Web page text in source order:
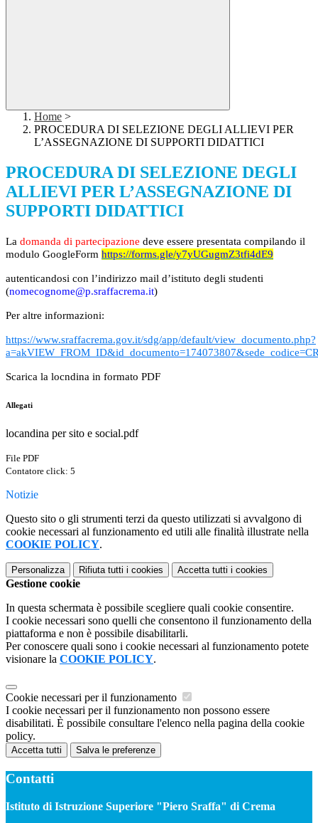
Home >
PROCEDURA DI SELEZIONE DEGLI ALLIEVI PER
L’ASSEGNAZIONE DI SUPPORTI DIDATTICI
PROCEDURA DI SELEZIONE DEGLI
ALLIEVI PER L’ASSEGNAZIONE DI
SUPPORTI DIDATTICI
La domanda di partecipazione deve essere presentata compilando il
modulo GoogleForm https://forms.gle/y7yUGugmZ3tfi4dE9
autenticandosi con l’indirizzo mail d’istituto degli studenti
(nomecognome@p.sraffacrema.it)
Per altre informazioni:
https://www.sraffacrema.gov.it/sdg/app/default/view_documento.php?
Scarica la locndina in formato PDF
Allegati
locandina per sito e social.pdf
File PDF
Contatore click: 5
Notizie
Questo sito o gli strumenti terzi da questo utilizzati si avvalgono di
cookie necessari al funzionamento ed utili alle finalità illustrate nella
COOKIE POLICY.
Personalizza Rifiuta tutti i cookies Accetta tutti i cookies
Gestione cookie
In questa schermata è possibile scegliere quali cookie consentire.
I cookie necessari sono quelli che consentono il funzionamento della
piattaforma e non è possibile disabilitarli.
Per conoscere quali sono i cookie necessari al funzionamento potete
visionare la COOKIE POLICY.
Cookie necessari per il funzionamento
I cookie necessari per il funzionamento non possono essere
disabilitati. È possibile consultare l'elenco nella pagina della cookie
policy.
Accetta tutti Salva le preferenze
Contatti
Istituto di Istruzione Superiore "Piero Sraffa" di Crema